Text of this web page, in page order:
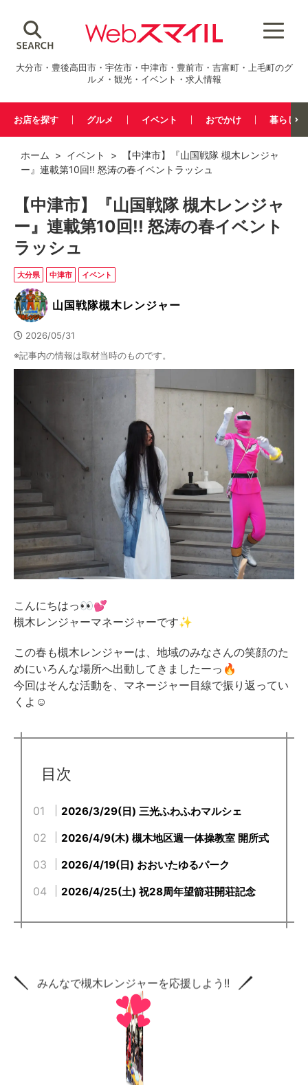
大分市・豊後高田市・宇佐市・中津市・豊前市・吉富町・上毛町のグ
ルメ・観光・イベント・求人情報
お店を探す グルメ イベント おでかけ 暮らし
ホーム > イベント
> 【中津市】『山国戦隊 槻木レンジャ
ー』連載第10回!! 怒涛の春イベントラッシュ
【中津市】『山国戦隊 槻木レンジャ
ー』連載第10回!! 怒涛の春イベント
ラッシュ
大分県 中津市 イベント
山国戦隊槻木レンジャー
2026/05/31
※記事内の情報は取材当時のものです。
こんにちはっ👀💕
槻木レンジャーマネージャーです✨
この春も槻木レンジャーは、地域のみなさんの笑顔のた
めにいろんな場所へ出動してきましたーっ🔥
今回はそんな活動を、マネージャー目線で振り返ってい
くよ☺️
目次
2026/3/29(日) 三光ふわふわマルシェ
2026/4/9(木) 槻木地区週一体操教室 開所式
2026/4/19(日) おおいたゆるパーク
2026/4/25(土) 祝28周年望箭荘開荘記念
みんなで槻木レンジャーを応援しよう!!